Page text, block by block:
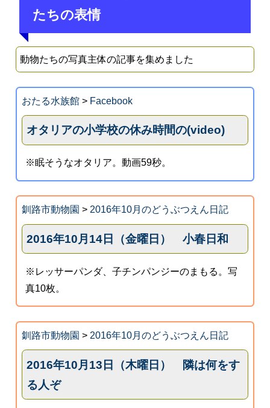
たちの表情
動物たちの写真主体の記事を集めました
おたる水族館> Facebook
オタリアの小学校の休み時間の(video)
※眠そうなオタリア。動画59秒。
釧路市動物園 > 2016年10月のどうぶつえん日記
2016年10月14日（金曜日） 小春日和
※レッサーパンダ、子チンパンジーのまもる。写
真10枚。
釧路市動物園 > 2016年10月のどうぶつえん日記
2016年10月13日（木曜日） 隣は何をす
る人ぞ